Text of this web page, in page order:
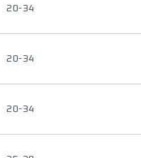
20-34
20-34
20-34